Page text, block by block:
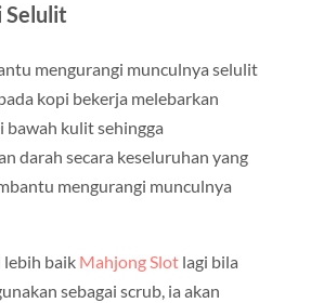
Selulit
mengurangi munculnya selulit
kopi bekerja melebarkan
bawah kulit sehingga
darah secara keseluruhan yang
mengurangi munculnya
lebih baik Mahjong Slotlagi bila
sebagai scrub, ia akan